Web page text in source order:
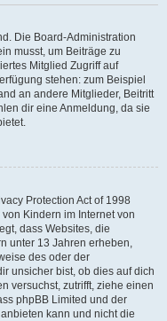
Die Board-Administration
musst, um Beiträge zu
Mitglied Zugriff auf
stehen: zum Beispiel
an andere Mitglieder, Beitritt
dir eine Anmeldung, da sie
Protection Act of 1998
Kindern im Internet von
dass Websites, die
unter 13 Jahren erheben,
des oder der
unsicher bist, ob dies auf dich
versuchst, zutrifft, ziehe einen
phpBB Limited und der
kann und nicht die